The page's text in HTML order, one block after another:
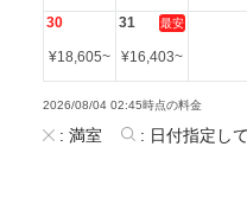
30
¥18,605~
31 最安
¥16,403~
2026/08/04 02:45時点の料金
: 満室 : 日付指定し